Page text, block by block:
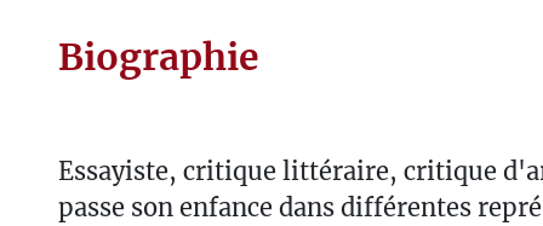
Biographie
Essayiste, critique littéraire, critique
passe son enfance dans différentes